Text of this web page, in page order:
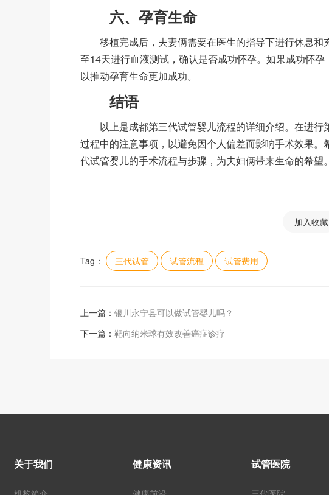
六、孕育生命
移植完成后，夫妻俩需要在医生的指导下进行休息和
至14天进行血液测试，确认是否成功怀孕。如果成功怀
以推动孕育生命更加成功。
结语
以上是成都第三代试管婴儿流程的详细介绍。在进行
过程中的注意事项，以避免因个人偏差而影响手术效果
代试管婴儿的手术流程与步骤，为夫妇俩带来生命的希望。
加入收藏
Tag： 三代试管 试管流程 试管费用
上一篇： 银川永宁县可以做试管婴儿吗？
下一篇： 靶向纳米球有效改善癌症诊疗
关于我们 健康资讯 试管医院